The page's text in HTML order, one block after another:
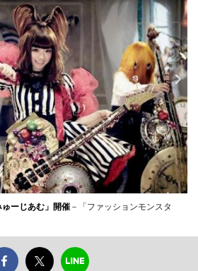
ーじあむ」開催 －「ファッションモンスタ